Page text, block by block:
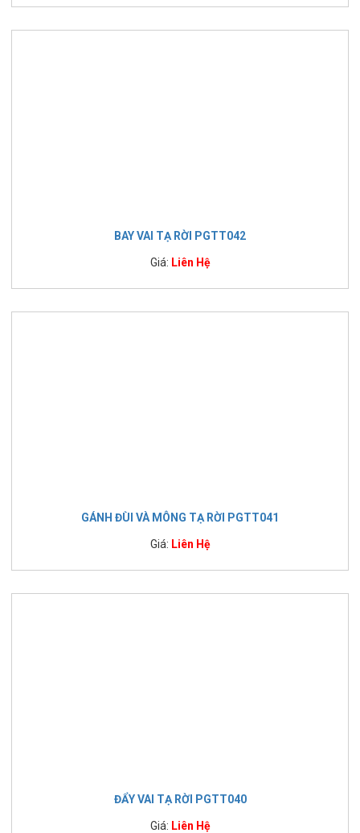
BAY VAI TẠ RỜI PGTT042
Giá: Liên Hệ
GÁNH ĐÙI VÀ MÔNG TẠ RỜI PGTT041
Giá: Liên Hệ
ĐẨY VAI TẠ RỜI PGTT040
Giá: Liên Hệ